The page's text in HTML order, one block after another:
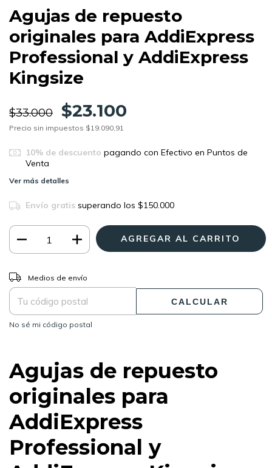
Agujas de repuesto
originales para AddiExpress
Professional y AddiExpress
Kingsize
$33.000 $23.100
Precio sin impuestos $19.090,91
10% de descuento pagando con Efectivo en Puntos de
Venta
Ver más detalles
Envío gratis superando los $150.000
Entregas para el CP:
Medios de envío
CALCULAR
No sé mi código postal
Agujas de repuesto
originales para
AddiExpress
Professional y